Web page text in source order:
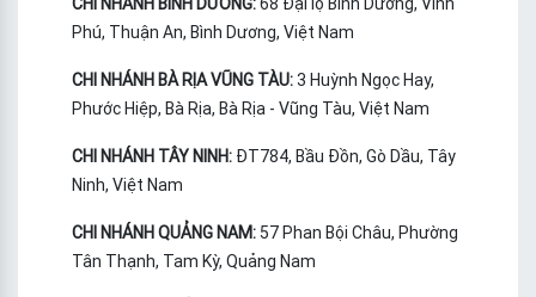
Phú, Thuận An, Bình Dương, Việt Nam
CHI NHÁNH BÀ RỊA VŨNG TÀU:3 Huỳnh Ngọc Hay,
Phước Hiệp, Bà Rịa, Bà Rịa - Vũng Tàu, Việt Nam
CHI NHÁNH TÂY NINH: ĐT784, Bầu Đồn, Gò Dầu, Tây
Ninh, Việt Nam
CHI NHÁNH QUẢNG NAM: 57 Phan Bội Châu, Phường
Tân Thạnh, Tam Kỳ, Quảng Nam